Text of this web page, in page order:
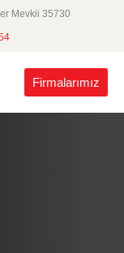
Mevkii 35730
Firmalarımız